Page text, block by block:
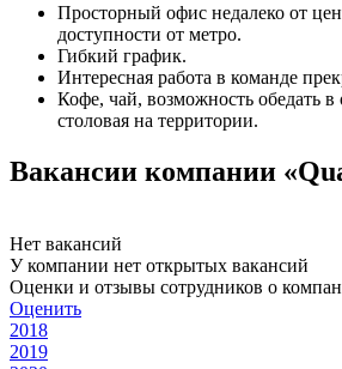
Просторный офис недалеко от
доступности от метро.
Гибкий график.
Интересная работа в команде
Кофе, чай, возможность обедать
столовая на территории.
Вакансии компании
Нет вакансий
У компании нет открытых вакансий
Оценки и отзывы сотрудников о
Оценить
2018
2019